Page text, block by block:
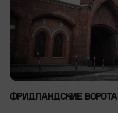
ФРИДЛАНДСКИЕ ВОРОТА